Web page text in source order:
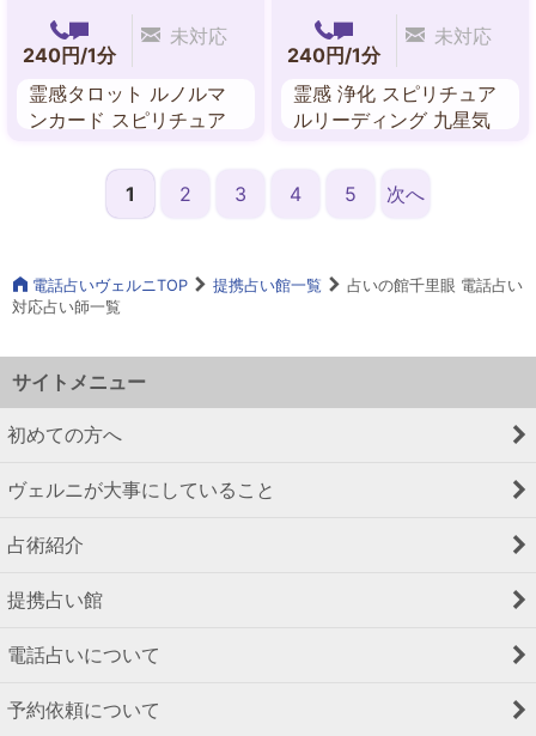
240円/1分
未対応
霊感タロット ルノルマ
ンカード スピリチュア
240円/1分
未対応
霊感 浄化 スピリチュア
ルリーディング 九星気
1
2 3 4 5 次へ
電話占いヴェルニTOP 提携占い館一覧
占いの館千里眼 電話占い
対応占い師一覧
サイトメニュー
初めての方へ
ヴェルニが大事にしていること
占術紹介
提携占い館
電話占いについて
予約依頼について